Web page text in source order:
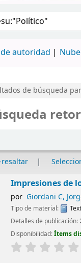
en el catálogo
autoridad
de búsqueda
resaltar
Impresiones de
por Giordani C,
Tipo de material:
Detalles de publicación:
Disponibilidad:Ítems